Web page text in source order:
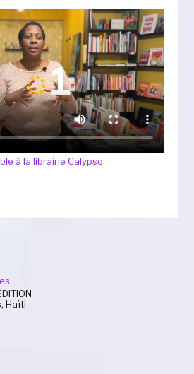
à la librairie Calypso
Haïti